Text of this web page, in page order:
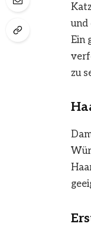
und
Ein
zu